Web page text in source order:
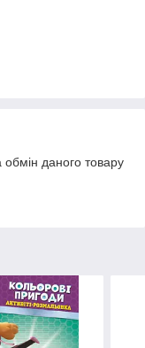
даного товару